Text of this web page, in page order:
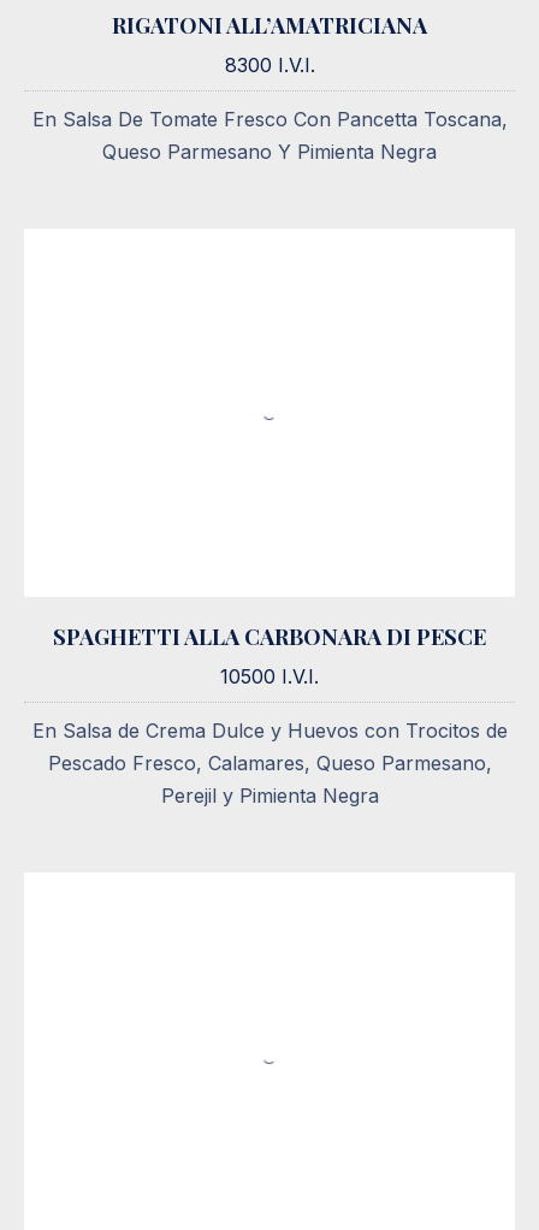
8300 I.V.I.
RIGATONI ALL’AMATRICIANA
8300 I.V.I.
En Salsa De Tomate Fresco Con Pancetta Toscana,
Queso Parmesano Y Pimienta Negra
10500 I.V.I.
SPAGHETTI ALLA CARBONARA DI PESCE
10500 I.V.I.
En Salsa de Crema Dulce y Huevos con Trocitos de
Pescado Fresco, Calamares, Queso Parmesano,
Perejil y Pimienta Negra